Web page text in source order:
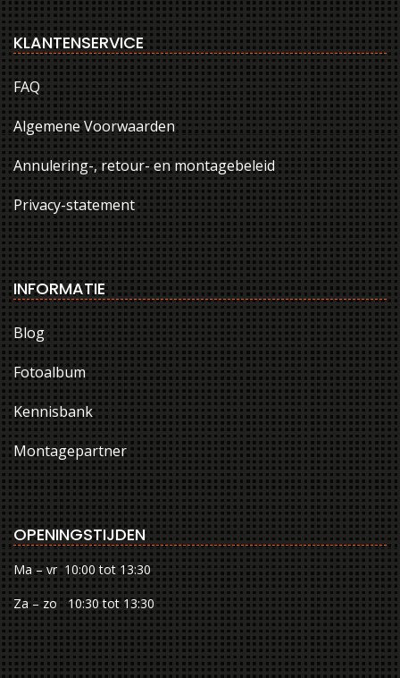
KLANTENSERVICE
FAQ
Algemene Voorwaarden
Annulering-, retour- en montagebeleid
Privacy-statement
INFORMATIE
Blog
Fotoalbum
Kennisbank
Montagepartner
OPENINGSTIJDEN
Ma – vr 10:00 tot 13:30
Za – zo 10:30 tot 13:30